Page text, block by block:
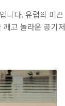
니다. 유렵의 미끈
고 놀라운 공기저